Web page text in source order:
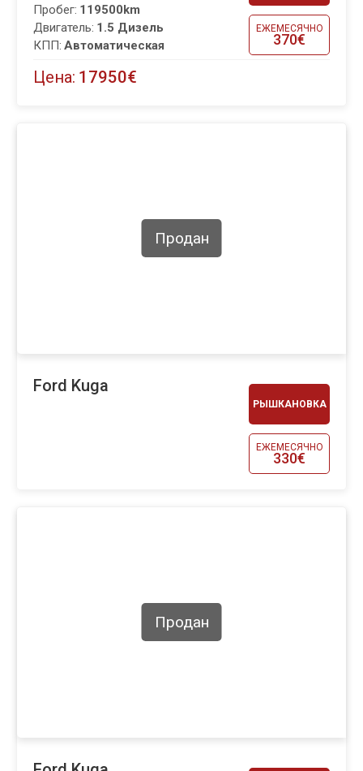
ЕЖЕМЕСЯЧНО
370€
Пробег: 119500km
Двигатель: 1.5 Дизель
КПП: Автоматическая
Цена: 17950€
РЫШКАНОВКА
ЕЖЕМЕСЯЧНО
330€
Продан
Ford Kuga
Продан